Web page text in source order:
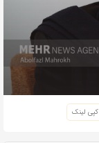
کپی لینک